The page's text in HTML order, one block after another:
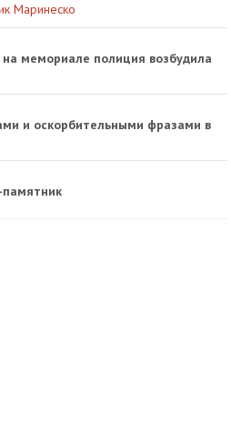
Маринеско
мемориале полиция возбудила
и оскорбительными фразами в
памятник